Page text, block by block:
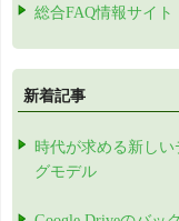
総合FAQ情報サイト
新着記事
時代が求める新し
グモデル